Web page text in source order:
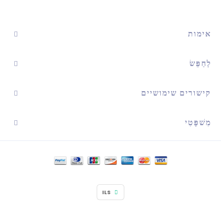
אימות
לְחַפֵּשׂ
קישורים שימושיים
מִשׁפָּטִי
ILS